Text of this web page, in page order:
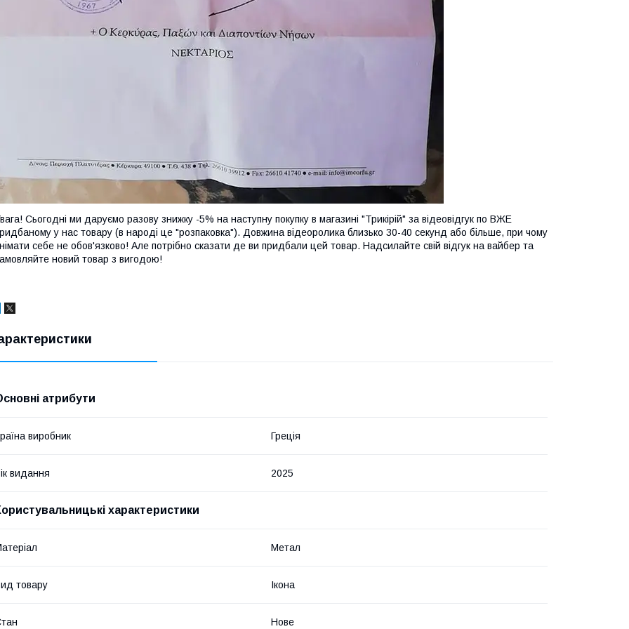
Сьогодні ми даруємо разову знижку -5% на наступну покупку в магазині "Трикірій" за відеовідгук по ВЖЕ
у нас товару (в народі це "розпаковка"). Довжина відеоролика близько 30-40 секунд або більше, при чому
себе не обов'язково! Але потрібно сказати де ви придбали цей товар. Надсилайте свій відгук на вайбер та
новий товар з вигодою!
атрибути
виробник Греція
видання 2025
характеристики
Метал
товару Ікона
Нове